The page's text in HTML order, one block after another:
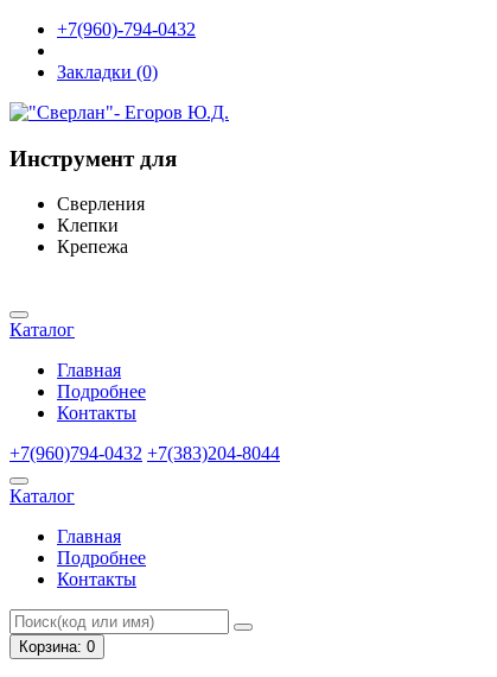
+7(960)-794-0432
Закладки (0)
Инструмент для
Сверления
Клепки
Крепежа
Каталог
Главная
Подробнее
Контакты
+7(960)794-0432 +7(383)204-8044
Каталог
Главная
Подробнее
Контакты
Корзина: 0